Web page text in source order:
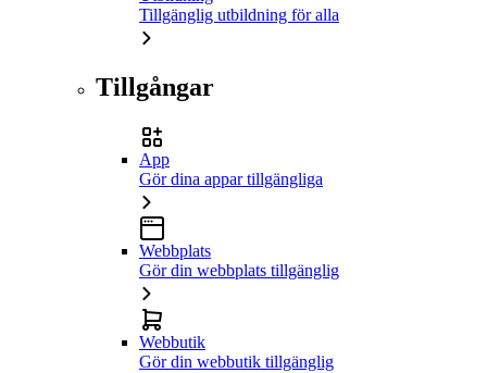
Tillgänglig utbildning för alla
Tillgångar
App
Gör dina appar tillgängliga
Webbplats
Gör din webbplats tillgänglig
Webbutik
Gör din webbutik tillgänglig